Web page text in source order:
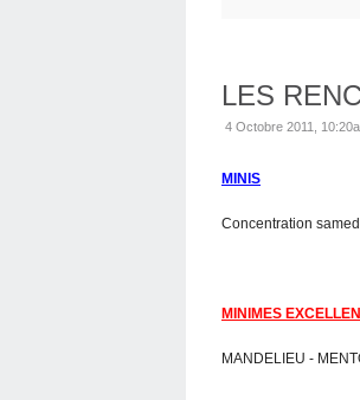
LES
4 Octobre 2011,
MINIS
Concentration
MINIMES
MANDELIEU -